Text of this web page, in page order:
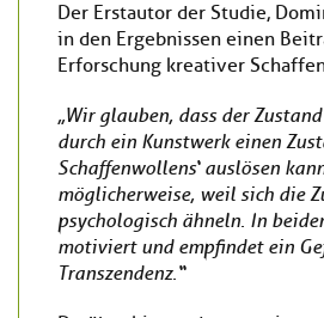
Der Erstautor der Studie,
in den Ergebnissen einen
Erforschung kreativer
„Wir glauben, dass der Zustand
durch ein Kunstwerk einen
Schaffenwollens‘ auslösen
möglicherweise, weil sich die
psychologisch ähneln. In
motiviert und empfindet ein
Transzendenz.“